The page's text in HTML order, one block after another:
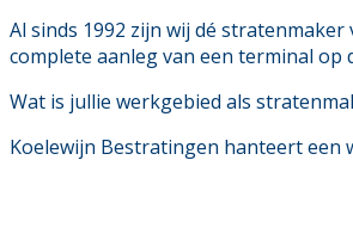
Al sinds 1992 zijn wij dé
complete aanleg van een terminal op
Wat is jullie werkgebied als
Koelewijn Bestratingen hanteert een